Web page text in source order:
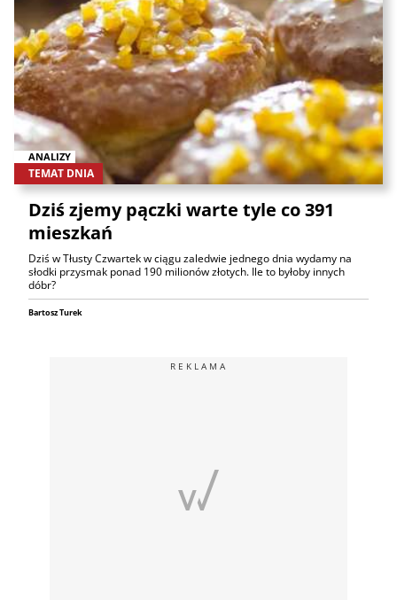
ANALIZY
TEMAT DNIA
Dziś zjemy pączki warte tyle co 391
mieszkań
Dziś w Tłusty Czwartek w ciągu zaledwie jednego dnia wydamy na
słodki przysmak ponad 190 milionów złotych. Ile to byłoby innych
dóbr?
Bartosz Turek
REKLAMA